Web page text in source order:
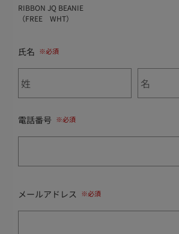
RIBBON JQ BEANIE
（FREE WHT）
氏名
電話番号
メールアドレス